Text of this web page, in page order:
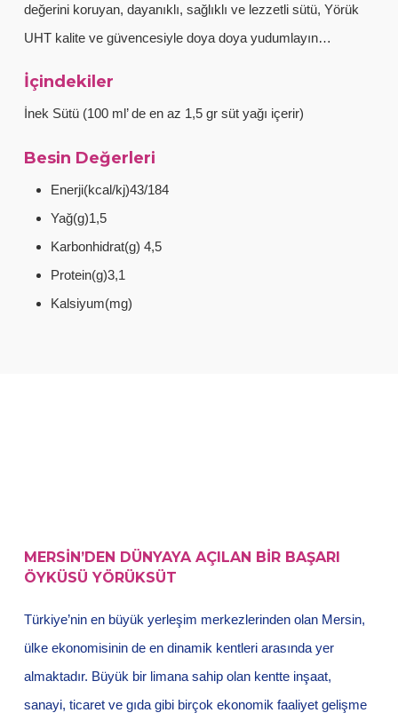
değerini koruyan, dayanıklı, sağlıklı ve lezzetli sütü, Yörük
UHT kalite ve güvencesiyle doya doya yudumlayın…
İçindekiler
İnek Sütü (100 ml’ de en az 1,5 gr süt yağı içerir)
Besin Değerleri
Enerji(kcal/kj)43/184
Yağ(g)1,5
Karbonhidrat(g) 4,5
Protein(g)3,1
Kalsiyum(mg)
MERSİN’DEN DÜNYAYA AÇILAN BİR BAŞARI
ÖYKÜSÜ YÖRÜKSÜT
Türkiye’nin en büyük yerleşim merkezlerinden olan Mersin,
ülke ekonomisinin de en dinamik kentleri arasında yer
almaktadır. Büyük bir limana sahip olan kentte inşaat,
sanayi, ticaret ve gıda gibi birçok ekonomik faaliyet gelişme